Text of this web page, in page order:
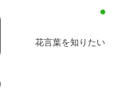
花言葉を知りたい